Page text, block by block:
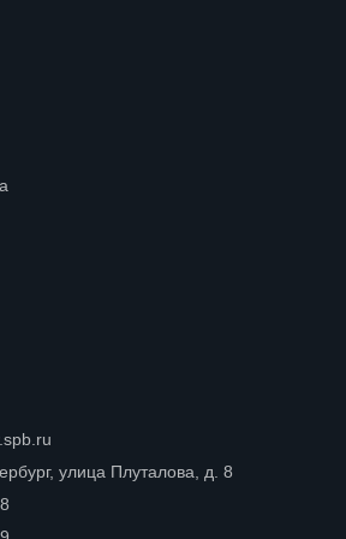
улица Плуталова, д. 8